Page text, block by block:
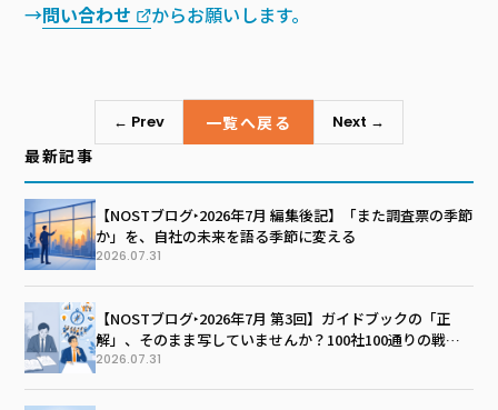
→問い合わせ からお願いします。
← Prev 一覧へ戻る Next →
最新記事
【NOSTブログ‣2026年7月 編集後記】「また調査票の季節
か」を、自社の未来を語る季節に変える
2026.07.31
【NOSTブログ‣2026年7月 第3回】ガイドブックの「正
解」、そのまま写していませんか？100社100通りの戦略
マップを描く技術
2026.07.31